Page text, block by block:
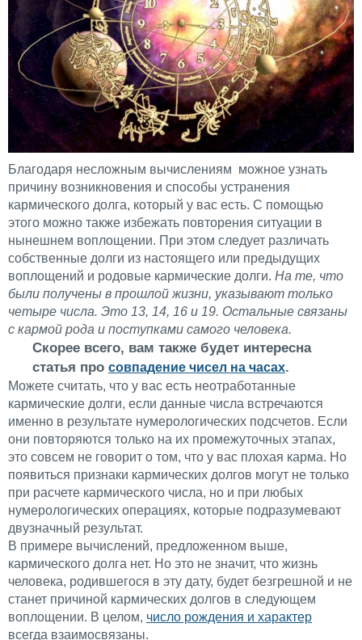
Благодаря несложным вычислениям можное узнать
причину возникновения и способы устранения
кармического долга, который у вас есть. С помощью
этого можно также избежать повторения ситуации в
нынешнем воплощении. При этом следует различать
собственные долги из настоящего или предыдущих
воплощений и родовые кармические долги. На те, что
были получены в прошлой жизни, указывают только
четыре числа. Это 13, 14, 16 и 19. Остальные связаны
с кармой рода и поступками самого человека.
Скорее всего, вам также будет интересна
статья про совпадение чисел на часах.
Можете считать, что у вас есть неотработанные
кармические долги, если данные числа встречаются
именно в результате нумерологических подсчетов. Если
они повторяются только на их промежуточных этапах,
это совсем не говорит о том, что у вас плохая карма. Но
появиться признаки кармических долгов могут не только
при расчете кармического числа, но и при любых
нумерологических операциях, которые подразумевают
двузначный результат.
В примере вычислений, предложенном выше,
кармического долга нет. Но это не значит, что жизнь
человека, родившегося в эту дату, будет безгрешной и не
станет причиной кармических долгов в следующем
воплощении. В целом, число рождения и характер
всегда взаимосвязаны.